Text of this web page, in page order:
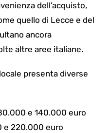
dell’acquisto,
quello di Lecce e del
ancora
altre aree italiane.
presenta diverse
e 140.000 euro
e 220.000 euro